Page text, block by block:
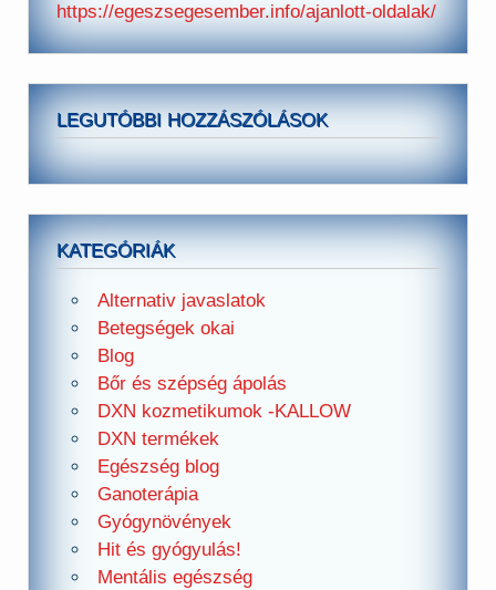
https://egeszsegesember.info/ajanlott-oldalak/
LEGUTÓBBI HOZZÁSZÓLÁSOK
KATEGÓRIÁK
Alternativ javaslatok
Betegségek okai
Blog
Bőr és szépség ápolás
DXN kozmetikumok -KALLOW
DXN termékek
Egészség blog
Ganoterápia
Gyógynövények
Hit és gyógyulás!
Mentális egészség